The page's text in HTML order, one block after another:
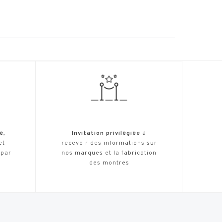
,
Invitation privilégiée à
recevoir des informations sur
nos marques et la fabrication
des montres